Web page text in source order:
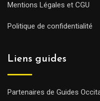
Mentions Légales et CGU
Politique de confidentialité
Liens guides
Partenaires de Guides